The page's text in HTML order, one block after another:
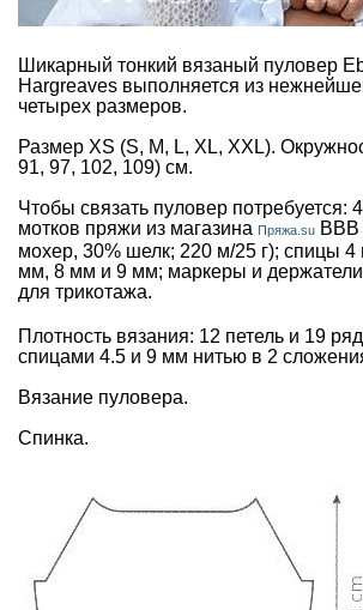
Шикарный тонкий вязаный пуловер
Hargreaves выполняется из
четырех размеров.
Размер XS (S, M, L, XL, XXL).
91, 97, 102, 109) см.
Чтобы связать пуловер потребуется:
мотков пряжи из магазина Пряжа.su
мохер, 30% шелк; 220 м/25 г); спицы
мм, 8 мм и 9 мм; маркеры и держатели
для трикотажа.
Плотность вязания: 12 петель и 19
спицами 4.5 и 9 мм нитью в 2
Вязание пуловера.
Спинка.